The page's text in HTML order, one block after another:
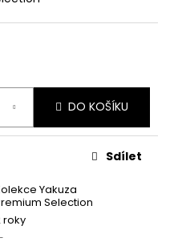
DO KOŠÍKU
Yakuza
Selection
roky
Sdílet